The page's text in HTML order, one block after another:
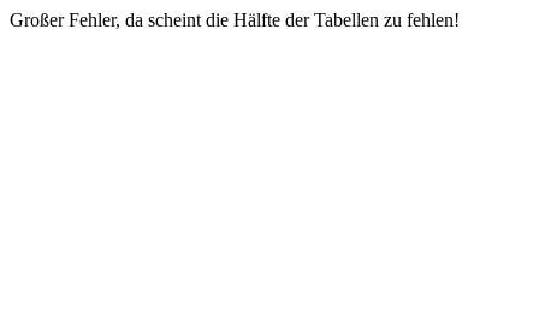
Großer Fehler, da scheint die Hälfte der Tabellen zu fehlen!